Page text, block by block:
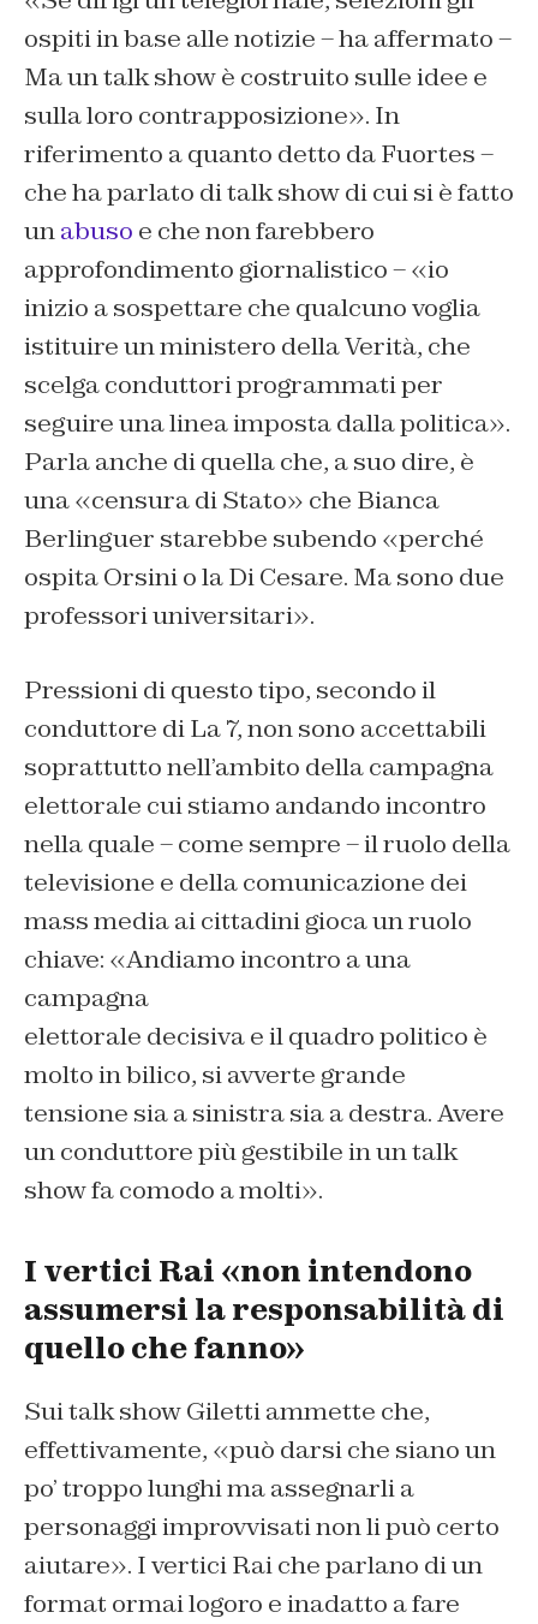
ospiti in base alle notizie – ha affermato –
Ma un talk show è costruito sulle idee e
sulla loro contrapposizione». In
riferimento a quanto detto da Fuortes –
che ha parlato di talk show di cui si è fatto
unabuso e che non farebbero
approfondimento giornalistico – «io
inizio a sospettare che qualcuno voglia
istituire un ministero della Verità, che
scelga conduttori programmati per
seguire una linea imposta dalla politica».
Parla anche di quella che, a suo dire, è
una «censura di Stato» che Bianca
Berlinguer starebbe subendo «perché
ospita Orsini o la Di Cesare. Ma sono due
professori universitari».
Pressioni di questo tipo, secondo il
conduttore di La 7, non sono accettabili
soprattutto nell’ambito della campagna
elettorale cui stiamo andando incontro
nella quale – come sempre – il ruolo della
televisione e della comunicazione dei
mass media ai cittadini gioca un ruolo
chiave: «Andiamo incontro a una
campagna
elettorale decisiva e il quadro politico è
molto in bilico, si avverte grande
tensione sia a sinistra sia a destra. Avere
un conduttore più gestibile in un talk
show fa comodo a molti».
I vertici Rai «non intendono
assumersi la responsabilità di
quello che fanno»
Sui talk show Giletti ammette che,
effettivamente, «può darsi che siano un
po’ troppo lunghi ma assegnarli a
personaggi improvvisati non li può certo
aiutare». I vertici Rai che parlano di un
format ormai logoro e inadatto a fare